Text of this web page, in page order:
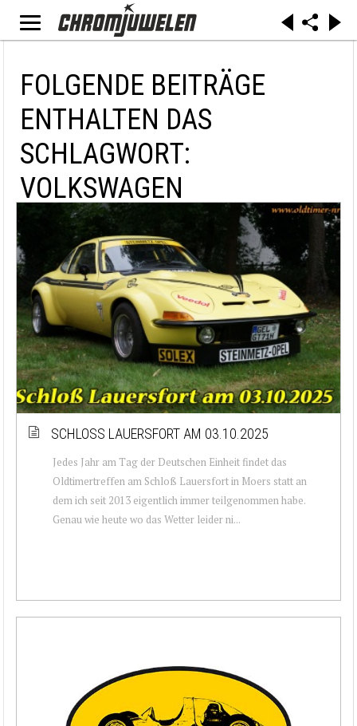
FOLGENDE BEITRÄGE
ENTHALTEN DAS
SCHLAGWORT:
VOLKSWAGEN
SCHLOSS LAUERSFORT AM 03.10.2025
Jedes Jahr am Tag der Deutschen Einheit findet das
Oldtimertreffen am Schloß Lauersfort in Moers statt an
dem ich seit 2013 eigentlich immer teilgenommen habe.
Genau wie heute wo das Wetter leider ni...